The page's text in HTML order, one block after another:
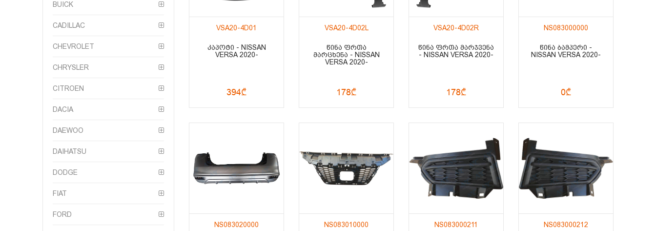
BUICK
CADILLAC
CHEVROLET
CHRYSLER
CITROEN
DACIA
DAEWOO
DAIHATSU
DODGE
FIAT
FORD
VSA20-4D01
ᲙᲐᲞᲝᲢᲘ - NISSAN
VERSA 2020-
394₾
VSA20-4D02L
ᲬᲘᲜᲐ ᲤᲠᲗᲐ
ᲛᲐᲠᲪᲮᲔᲜᲐ - NISSAN
VERSA 2020-
178₾
VSA20-4D02R
ᲬᲘᲜᲐ ᲤᲠᲗᲐ ᲛᲐᲠᲯᲕᲔᲜᲐ
- NISSAN VERSA 2020-
178₾
NS083000000
ᲬᲘᲜᲐ ᲑᲐᲛᲞᲔᲠᲘ -
NISSAN VERSA 2020-
0₾
NS083020000 NS083010000 NS083000211 NS083000212